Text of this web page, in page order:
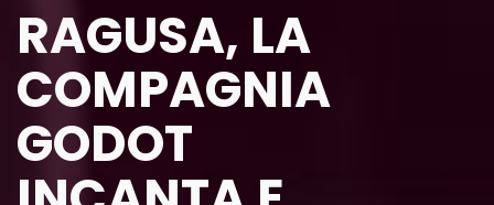
RAGUSA, LA
COMPAGNIA
GODOT